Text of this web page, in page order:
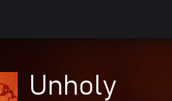
Unholy